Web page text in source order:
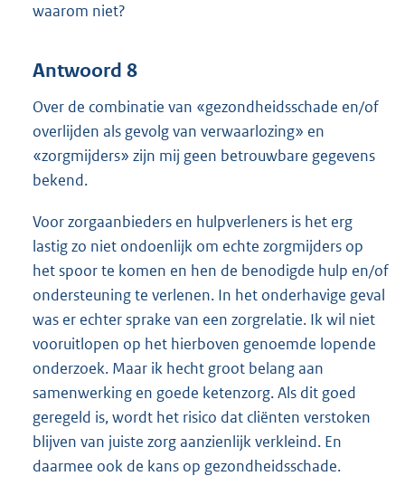
waarom niet?
Antwoord 8
Over de combinatie van «gezondheidsschade en/of
overlijden als gevolg van verwaarlozing» en
«zorgmijders» zijn mij geen betrouwbare gegevens
bekend.
Voor zorgaanbieders en hulpverleners is het erg
lastig zo niet ondoenlijk om echte zorgmijders op
het spoor te komen en hen de benodigde hulp en/of
ondersteuning te verlenen. In het onderhavige geval
was er echter sprake van een zorgrelatie. Ik wil niet
vooruitlopen op het hierboven genoemde lopende
onderzoek. Maar ik hecht groot belang aan
samenwerking en goede ketenzorg. Als dit goed
geregeld is, wordt het risico dat cliënten verstoken
blijven van juiste zorg aanzienlijk verkleind. En
daarmee ook de kans op gezondheidsschade.